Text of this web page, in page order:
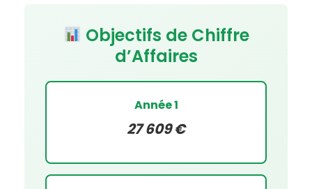
Objectifs de Chiffre
d’Affaires
Année 1
27 609 €